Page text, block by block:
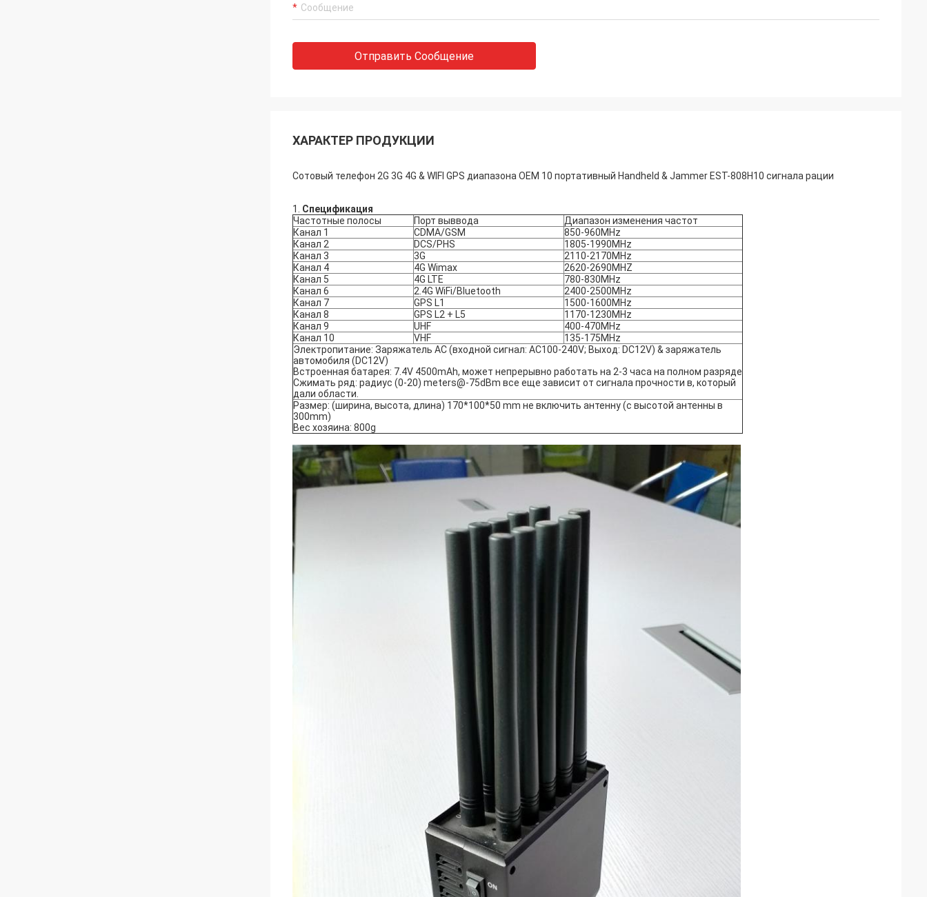
Отправить Сообщение
ХАРАКТЕР ПРОДУКЦИИ
Сотовый телефон 2G 3G 4G & WIFI GPS диапазона OEM 10 портативный Handheld & Jammer EST-808H10 сигнала рации
1. Спецификация
Частотные полосы
Порт выввода
Диапазон изменения частот
Канал 1
CDMA/GSM
850-960MHz
Канал 2
DCS/PHS
1805-1990MHz
Канал 3
3G
2110-2170MHz
Канал 4
4G Wimax
2620-2690MHZ
Канал 5
4G LTE
780-830MHz
Канал 6
2.4G WiFi/Bluetooth
2400-2500MHz
Канал 7
GPS L1
1500-1600MHz
Канал 8
GPS L2 + L5
1170-1230MHz
Канал 9
UHF
400-470MHz
Канал 10
VHF
135-175MHz
Электропитание: Заряжатель AC (входной сигнал: AC100-240V; Выход: DC12V) & заряжатель
автомобиля (DC12V)
Встроенная батарея: 7.4V 4500mAh, может непрерывно работать на 2-3 часа на полном разряде
Сжимать ряд: радиус (0-20) meters@-75dBm все еще зависит от сигнала прочности в, который
дали области.
Размер: (ширина, высота, длина) 170*100*50 mm не включить антенну (с высотой антенны в
300mm)
Вес хозяина: 800g